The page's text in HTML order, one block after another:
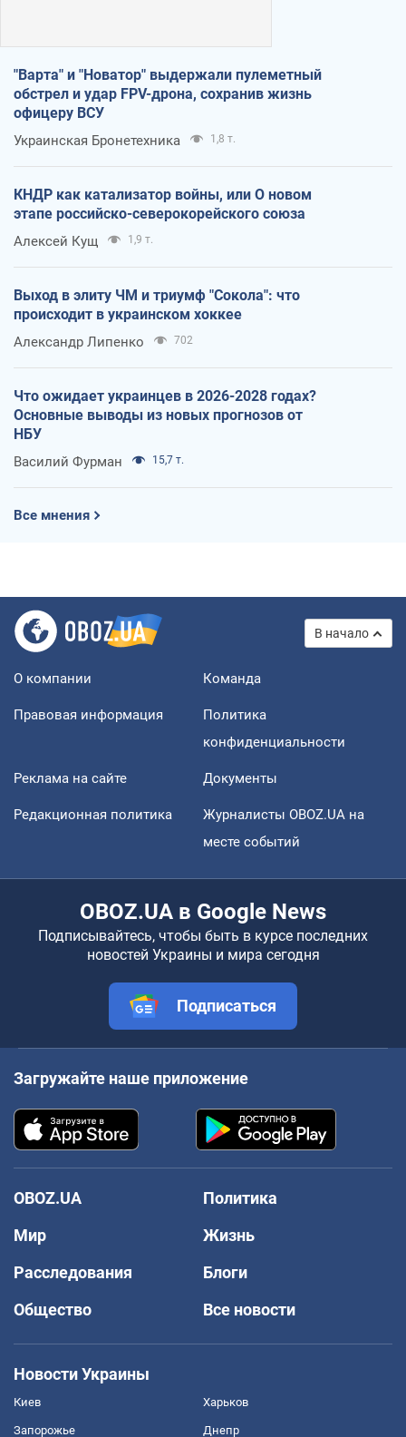
"Варта" и "Новатор" выдержали пулеметный
обстрел и удар FPV-дрона, сохранив жизнь
офицеру ВСУ
Украинская Бронетехника 1,8 т.
КНДР как катализатор войны, или О новом
этапе российско-северокорейского союза
Алексей Кущ 1,9 т.
Выход в элиту ЧМ и триумф "Сокола": что
происходит в украинском хоккее
Александр Липенко 702
Что ожидает украинцев в 2026-2028 годах?
Основные выводы из новых прогнозов от
НБУ
Василий Фурман 15,7 т.
Все мнения
В начало
О компании Команда
Правовая информация
Политика
конфиденциальности
Реклама на сайте Документы
Редакционная политика
Журналисты OBOZ.UA на
месте событий
OBOZ.UA в Google News
Подписывайтесь, чтобы быть в курсе последних
новостей Украины и мира сегодня
Подписаться
Загружайте наше приложение
OBOZ.UA
Политика
Мир
Жизнь
Расследования
Блоги
Общество
Все новости
Новости Украины
Киев Харьков
Запорожье Днепр